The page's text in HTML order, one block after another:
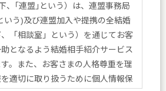
、｢連盟｣という）は、連盟事務局
いう)及び連盟加入や提携の全結婚
「相談室」という）を通じてお客
となるよう結婚相手紹介サービス
。また、お客さまの人格尊重を理
適切に取り扱うために個人情報保